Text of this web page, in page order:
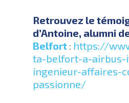
Retrouvez le
d’Antoine, alumni
Belfort : https://
ta-belfort-a-airbus-
ingenieur-affaires-
passionne/